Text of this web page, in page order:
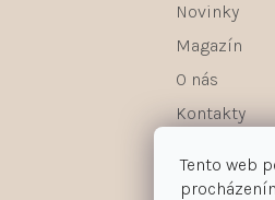
Tento web
Novinky
Magazín
O nás
Kontakty